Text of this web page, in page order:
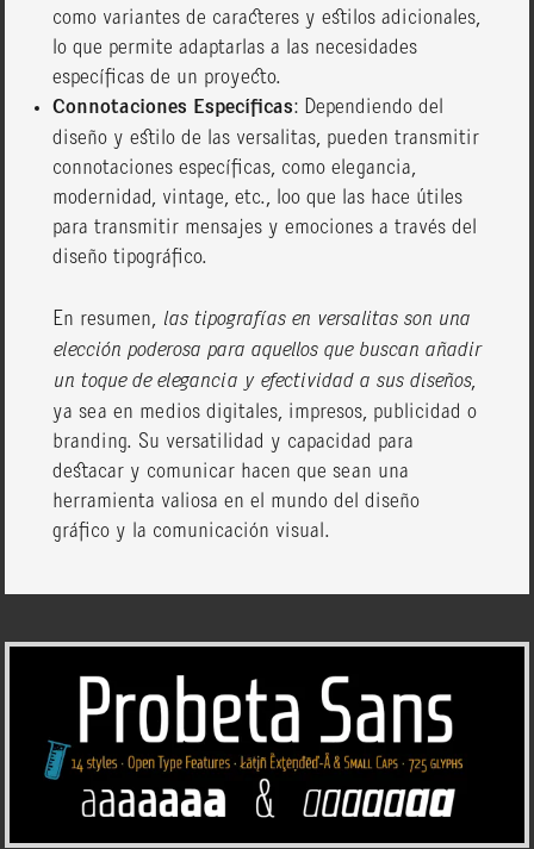
como variantes de caracteres y estilos adicionales,
lo que permite adaptarlas a las necesidades
específicas de un proyecto.
Connotaciones Específicas: Dependiendo del
diseño y estilo de las versalitas, pueden transmitir
connotaciones específicas, como elegancia,
modernidad, vintage, etc., loo que las hace útiles
para transmitir mensajes y emociones a través del
diseño tipográfico.
En resumen, las tipografías en versalitas son una
elección poderosa para aquellos que buscan añadir
un toque de elegancia y efectividad a sus diseños,
ya sea en medios digitales, impresos, publicidad o
branding. Su versatilidad y capacidad para
destacar y comunicar hacen que sean una
herramienta valiosa en el mundo del diseño
gráfico y la comunicación visual.